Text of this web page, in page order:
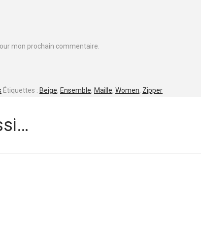
mon prochain commentaire.
Étiquettes : Beige, Ensemble, Maille, Women, Zipper